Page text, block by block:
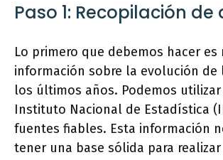
Paso 1: Recopilación
Lo primero que debemos hacer es
información sobre la evolución de
los últimos años. Podemos
Instituto Nacional de Estadística
fuentes fiables. Esta información
tener una base sólida para